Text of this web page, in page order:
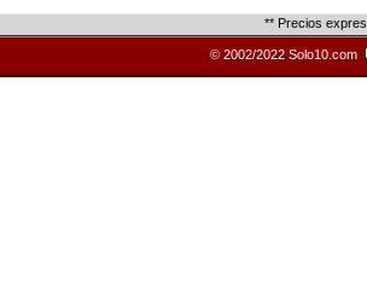
** Precios
© 2002/2022 Solo10.com